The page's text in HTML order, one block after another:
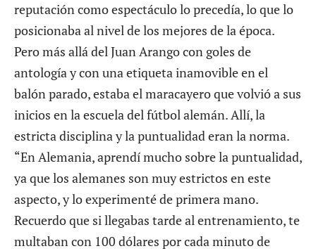
reputación como espectáculo lo precedía, lo que lo
posicionaba al nivel de los mejores de la época.
Pero más allá del Juan Arango con goles de
antología y con una etiqueta inamovible en el
balón parado, estaba el maracayero que volvió a sus
inicios en la escuela del fútbol alemán. Allí, la
estricta disciplina y la puntualidad eran la norma.
“En Alemania, aprendí mucho sobre la puntualidad,
ya que los alemanes son muy estrictos en este
aspecto, y lo experimenté de primera mano.
Recuerdo que si llegabas tarde al entrenamiento, te
multaban con 100 dólares por cada minuto de